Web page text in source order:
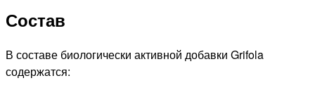
Состав
В составе биологически активной добавки Grifola
содержатся: